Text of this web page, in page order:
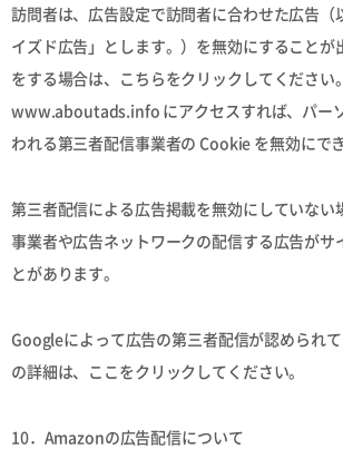
訪問者は、広告設定で訪問者に合わせた広告（
イズド広告」とします。）を無効にすることが
をする場合は、こちらをクリックしてください
www.aboutads.info にアクセスすれば、パー
われる第三者配信事業者の Cookie を無効にでき
第三者配信による広告掲載を無効にしていない
事業者や広告ネットワークの配信する広告がサ
とがあります。
Googleによって広告の第三者配信が認められ
の詳細は、ここをクリックしてください。
10．Amazonの広告配信について